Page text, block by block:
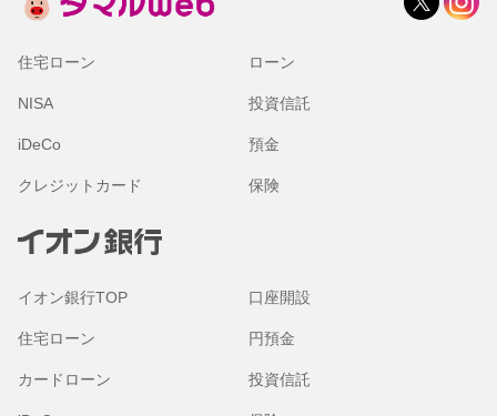
住宅ローン ローン
NISA 投資信託
iDeCo 預金
クレジットカード 保険
イオン銀行TOP 口座開設
住宅ローン 円預金
カードローン 投資信託